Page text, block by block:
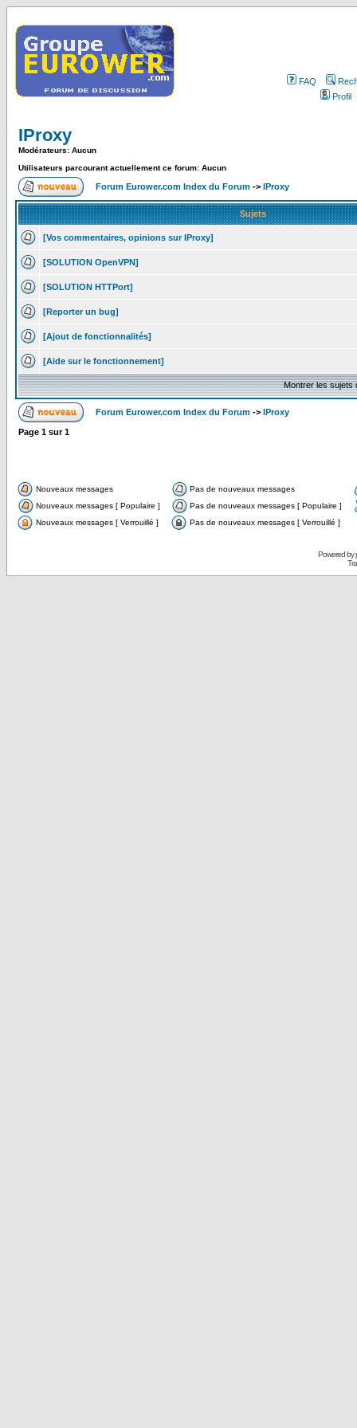
FAQ
Profil
IProxy
Modérateurs: Aucun
Utilisateurs parcourant actuellement ce forum: Aucun
Forum Eurower.com Index du Forum -> IProxy
Sujets
[Vos commentaires, opinions sur IProxy]
[SOLUTION OpenVPN]
[SOLUTION HTTPort]
[Reporter un bug]
[Ajout de fonctionnalités]
[Aide sur le fonctionnement]
Montrer les sujets
Forum Eurower.com Index du Forum -> IProxy
Page 1 sur1
Nouveaux messages
Pas de nouveaux messages
Nouveaux messages [ Populaire ]
Pas de nouveaux messages [ Populaire ]
Nouveaux messages [ Verrouillé ]
Pas de nouveaux messages [ Verrouillé ]
Powered by